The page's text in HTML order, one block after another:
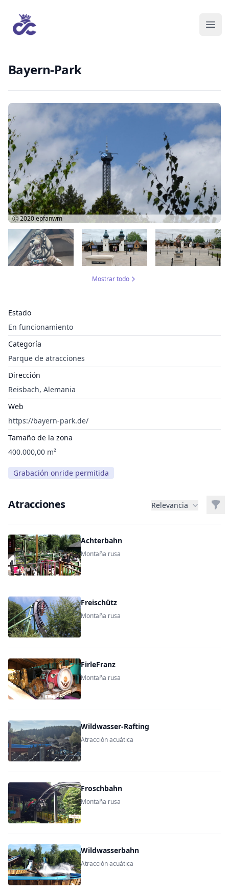
Bayern-Park
Estado
En funcionamiento
Categoría
Parque de atracciones
Dirección
Reisbach, Alemania
Web
https://bayern-park.de/
Tamaño de la zona
400.000,00 m²
Grabación onride permitida
Ⓒ 2020epfanwm
Mostrar todo
Atracciones Relevancia
Achterbahn
Montaña rusa
Freischütz
Montaña rusa
FirleFranz
Montaña rusa
Wildwasser-Rafting
Atracción acuática
Froschbahn
Montaña rusa
Wildwasserbahn
Atracción acuática